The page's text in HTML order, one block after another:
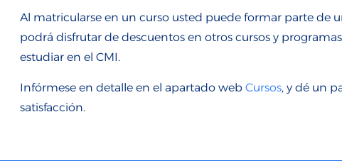
Al matricularse en un curso usted puede formar parte de
podrá disfrutar de descuentos en otros cursos y
estudiar en el CMI.
Infórmese en detalle en el apartado webCursos, y dé un
satisfacción.